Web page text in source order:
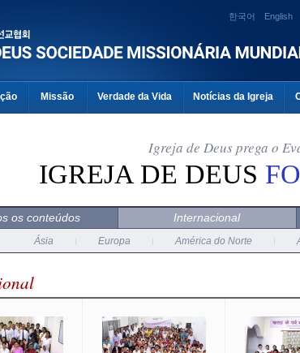
한국어 English
Missão Verdade da Vida Notícias da Igreja
Igreja de Deus prega o
IGREJA DE DEUS
os conteúdos Internacional
Ásia Europa América do Norte